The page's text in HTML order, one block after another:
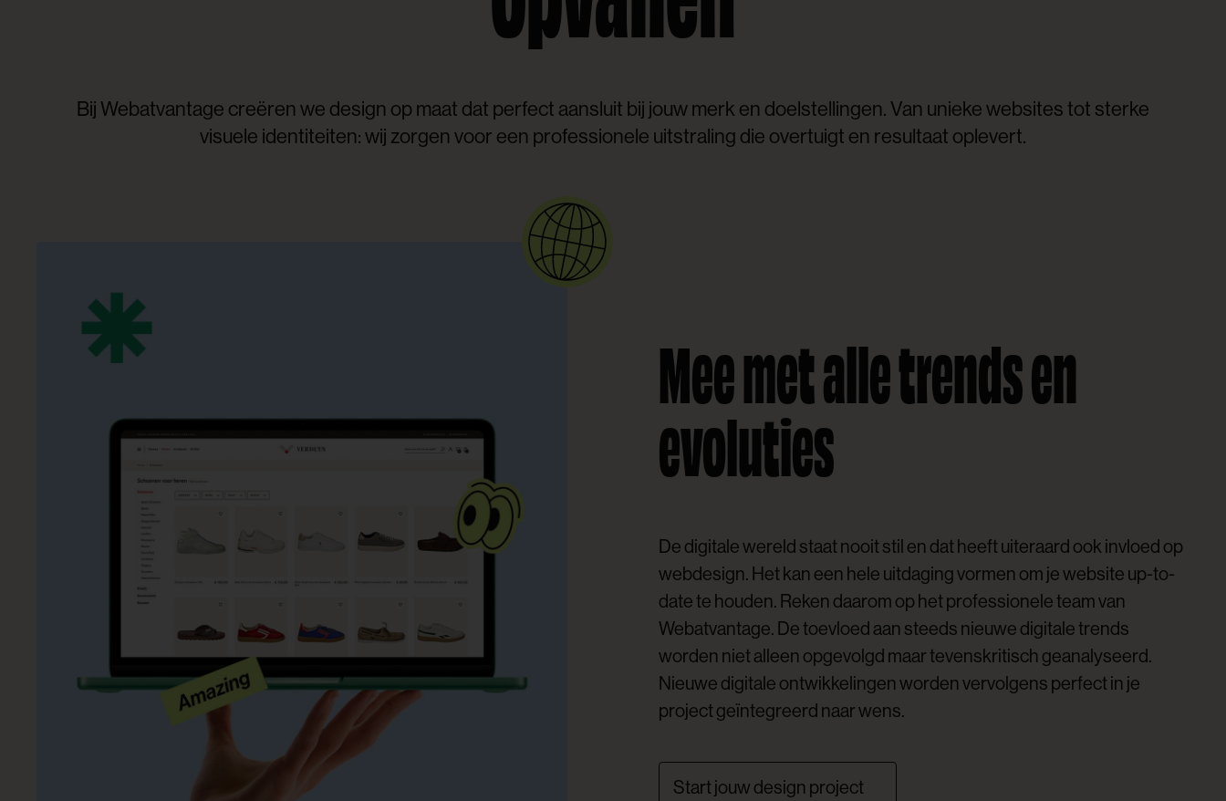
Bij Webatvantage creëren we design op maat dat perfect aansluit bij jouw merk en doelstellingen. Van unieke websites tot sterke
visuele identiteiten: wij zorgen voor een professionele uitstraling die overtuigt en resultaat oplevert.
Mee met alle trends en
evoluties
De digitale wereld staat nooit stil en dat heeft uiteraard ook invloed op
webdesign. Het kan een hele uitdaging vormen om je website up-to-
date te houden. Reken daarom op het professionele team van
Webatvantage. De toevloed aan steeds nieuwe digitale trends
worden niet alleen opgevolgd maar tevenskritisch geanalyseerd.
Nieuwe digitale ontwikkelingen worden vervolgens perfect in je
project geïntegreerd naar wens.
Start jouw design project